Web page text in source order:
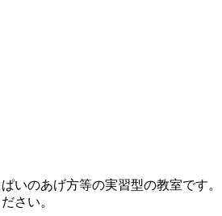
いのあげ方等の実習型の教室です。
さい。